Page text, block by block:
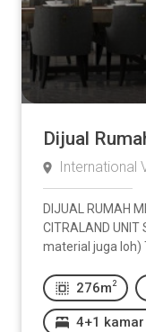
Dijual
International
DIJUAL RUMAH
CITRALAND
material juga loh)
276m 2
4+1